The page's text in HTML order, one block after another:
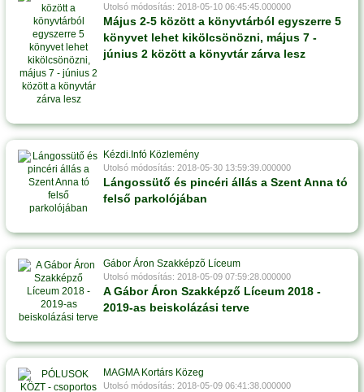
Utolsó módosítás: 2018-05-10 06:45:45.000000
Május 2-5 között a könyvtárból egyszerre 5
könyvet lehet kikölcsönözni, május 7 -
június 2 között a könyvtár zárva lesz
Kézdi.Infó Közlemény
Utolsó módosítás: 2018-05-30 13:59:39.000000
Lángossütő és pincéri állás a Szent Anna tó
felső parkolójában
Gábor Áron Szakképzõ Líceum
Utolsó módosítás: 2018-05-09 07:59:28.000000
A Gábor Áron Szakképző Líceum 2018 -
2019-as beiskolázási terve
MAGMA Kortárs Közeg
Utolsó módosítás: 2018-05-09 06:41:38.000000